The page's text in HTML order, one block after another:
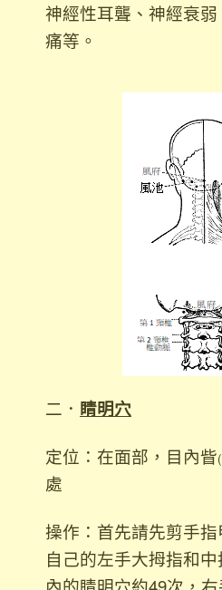
神經性耳聾、神經衰
痛等。
二． 睛明穴
定位：在面部，目內眥
處
操作：首先請先剪手
自己的左手大拇指和
內的睛明穴約49次，